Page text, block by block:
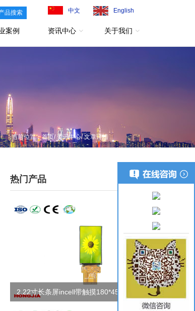
English
中文
案例 资讯中心 关于我们
当前位置：首页/ 资讯中心/ 文章详情
热门产品 更多+
2.22寸长条屏incell带触摸180*454支